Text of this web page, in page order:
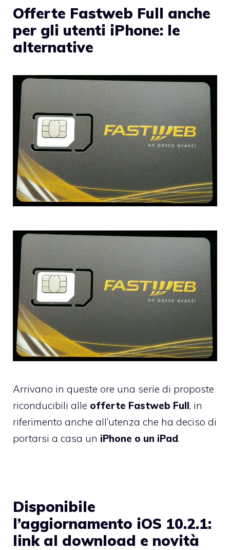
Offerte Fastweb Full anche
per gli utenti iPhone: le
alternative
Arrivano in queste ore una serie di proposte
riconducibili alle offerte Fastweb Full, in
riferimento anche all’utenza che ha deciso di
portarsi a casa un iPhone o un iPad.
Disponibile
l’aggiornamento iOS 10.2.1:
link al download e novità